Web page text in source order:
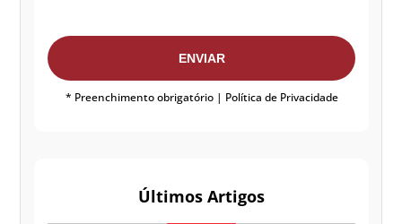
ENVIAR
* Preenchimento obrigatório | Política de Privacidade
Últimos Artigos